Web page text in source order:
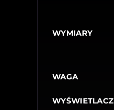
WYMIARY
WAGA
WYŚWIETLACZ